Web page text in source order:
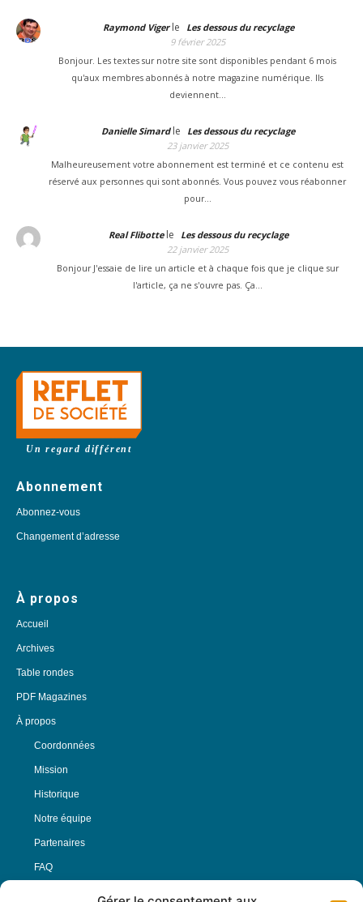
Raymond Vigerle
Les dessous du recyclage
9 février 2025
Bonjour. Les textes sur notre site sont disponibles pendant 6 mois
qu'aux membres abonnés à notre magazine numérique. Ils
deviennent…
Danielle Simardle
Les dessous du recyclage
23 janvier 2025
Malheureusement votre abonnement est terminé et ce contenu est
réservé aux personnes qui sont abonnés. Vous pouvez vous réabonner
pour…
Real Flibottele
Les dessous du recyclage
22 janvier 2025
Bonjour J'essaie de lire un article et à chaque fois que je clique sur
l'article, ça ne s'ouvre pas. Ça…
Un regard différent
Abonnement
Abonnez-vous
Changement d’adresse
À propos
Accueil
Archives
Table rondes
PDF Magazines
À propos
Coordonnées
Mission
Historique
Notre équipe
Partenaires
FAQ